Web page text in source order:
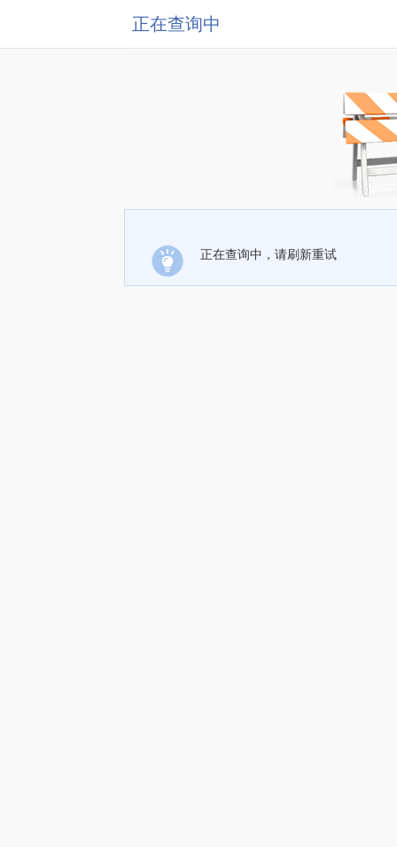
正在查询中
正在查询中，请刷新重试